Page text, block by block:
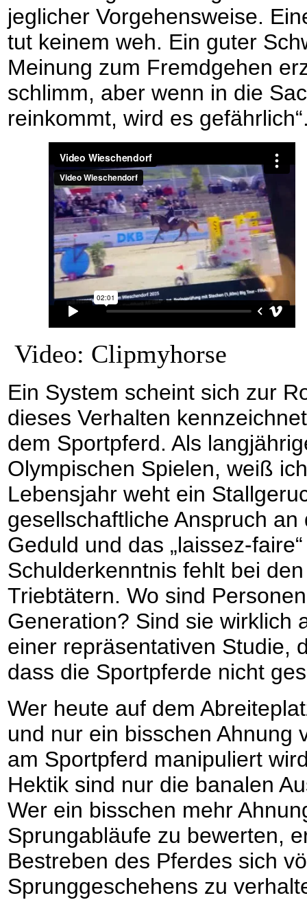
jeglicher Vorgehensweise.
tut keinem weh. Ein guter
Meinung zum Fremdgehen
schlimm, aber wenn in die
reinkommt, wird es
Video: Clipmyhorse
Ein System scheint sich zur
dieses Verhalten
dem Sportpferd. Als
Olympischen Spielen, weiß
Lebensjahr weht ein
gesellschaftliche Anspruch
Geduld und das „laissez-
Schulderkenntnis fehlt bei
Triebtätern. Wo sind
Generation? Sind sie wirklich
einer repräsentativen Studie,
dass die Sportpferde nicht
Wer heute auf dem
und nur ein bisschen Ahnung
am Sportpferd manipuliert
Hektik sind nur die banalen
Wer ein bisschen mehr
Sprungabläufe zu bewerten,
Bestreben des Pferdes sich
Sprunggeschehens zu